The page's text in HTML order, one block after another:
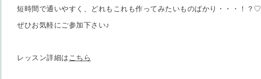
短時間で通いやすく、どれもこれも作ってみたいものばかり・・・！？♡
ぜひお気軽にご参加下さい♪
レッスン詳細は こちら